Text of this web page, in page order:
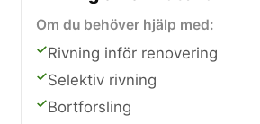
Om du behöver hjälp med:
Rivning inför renovering
Selektiv rivning
Bortforsling